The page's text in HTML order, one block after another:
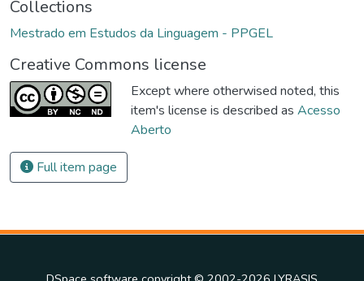
Collections
Mestrado em Estudos da Linguagem - PPGEL
Creative Commons license
Except where otherwised noted, this
item's license is described as Acesso
Aberto
Full item page